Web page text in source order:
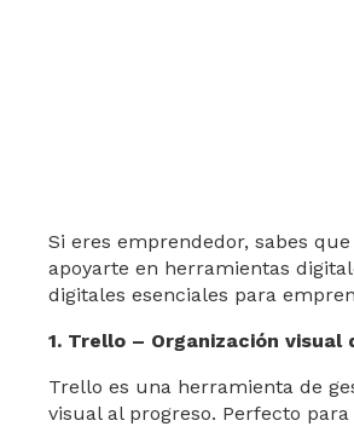
Si eres emprendedor, sabes
apoyarte en herramientas
digitales esenciales para
1. Trello – Organización visual
Trello es una herramienta de
visual al progreso. Perfecto